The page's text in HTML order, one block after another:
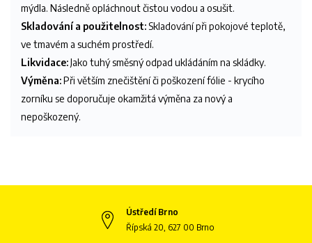
mýdla. Následně opláchnout čistou vodou a osušit.
Skladování a použitelnost: Skladování při pokojové teplotě,
ve tmavém a suchém prostředí.
Likvidace:Jako tuhý směsný odpad ukládáním na skládky.
Výměna:Při větším znečištění či poškození fólie - krycího
zorníku se doporučuje okamžitá výměna za nový a
nepoškozený.
Ústředí Brno
Řípská 20, 627 00 Brno